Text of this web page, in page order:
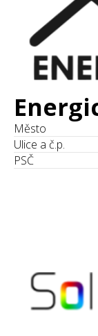
Město
Ulice a č.p.
PSČ